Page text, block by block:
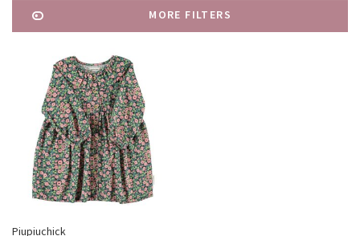
MORE FILTERS
Piupiuchick